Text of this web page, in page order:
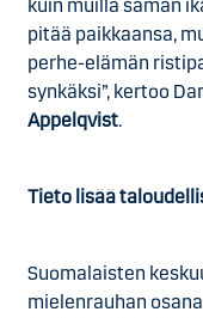
kuin muilla saman
pitää paikkaansa,
perhe-elämän
synkäksi”, kertoo
Appelqvist.
Tieto lisää
Suomalaisten
mielenrauhan